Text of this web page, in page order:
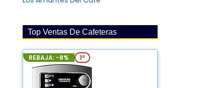
Top Ventas De Cafeteras
REBAJA: -8% 1º